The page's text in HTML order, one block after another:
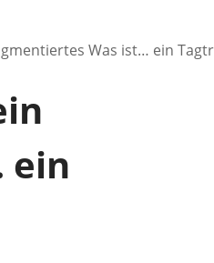
Was ist… ein
ein